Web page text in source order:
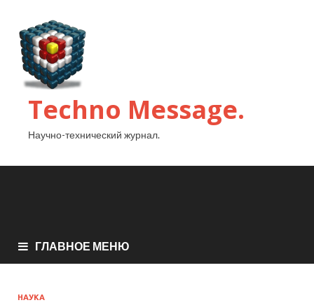
Techno Message.
Научно-технический журнал.
ГЛАВНОЕ МЕНЮ
НАУКА